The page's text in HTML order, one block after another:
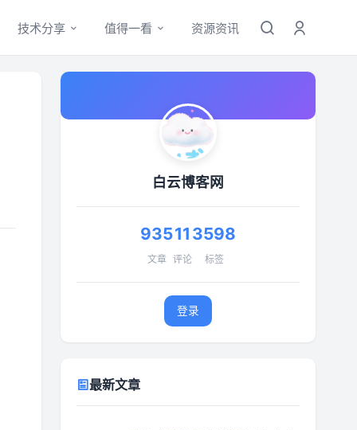
技术分享 值得一看 资源资讯
白云博客网
935
文章
11
评论
3598
标签
登录
最新文章